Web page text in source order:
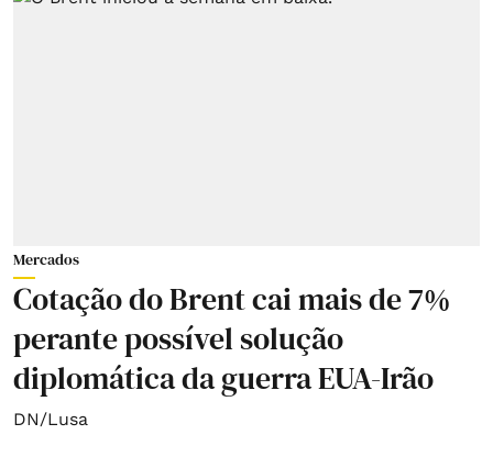
Mercados
Cotação do Brent cai mais de 7%
perante possível solução
diplomática da guerra EUA-Irão
DN/Lusa